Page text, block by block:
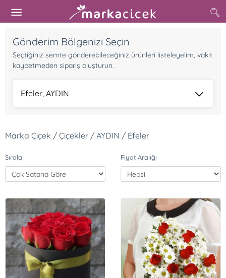
Gönderim Bölgenizi Seçin
Seçtiğiniz semte gönderebileceğiniz ürünleri listeleyelim, vakit
kaybetmeden sipariş oluşturun.
Efeler, AYDIN
Marka Çiçek / Çiçekler / AYDIN / Efeler
Sırala Fiyat Aralığı